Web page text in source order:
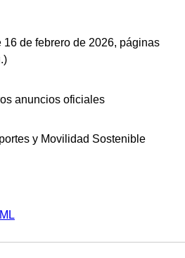
16 de febrero de 2026, páginas
)
anuncios oficiales
y Movilidad Sostenible